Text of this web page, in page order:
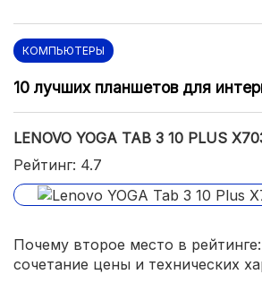
КОМПЬЮТЕРЫ
10 лучших планшетов для
LENOVO YOGA TAB 3 10 PLUS
Рейтинг: 4.7
Почему второе место в
сочетание цены и технических